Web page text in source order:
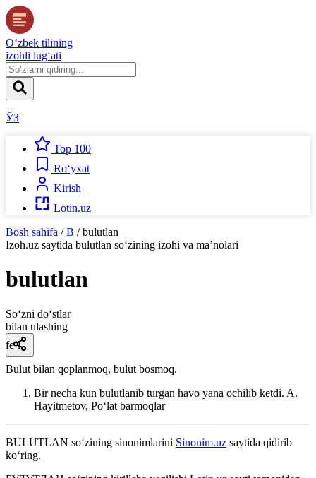
O‘zbek tilining
izohli lug‘ati
ЎЗ
Top 100
Ro‘yxat
Kirish
Lotin.uz
Bosh sahifa / B / bulutlan
Izoh.uz saytida bulutlan so‘zining izohi va ma’nolari
bulutlan
So‘zni do‘stlar
bilan ulashing
fe’l
Bulut bilan qoplanmoq, bulut bosmoq.
Bir necha kun bulutlanib turgan havo yana ochilib ketdi. A.
Hayitmetov, Poʻlat barmoqlar
BULUTLAN so‘zining sinonimlarini Sinonim.uz saytida qidirib
ko‘ring.